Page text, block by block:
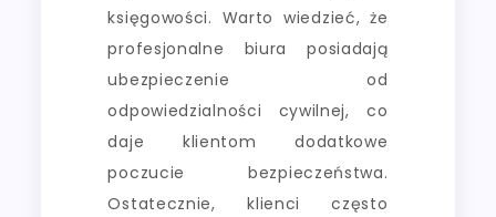
księgowości. Warto wiedzieć, że
profesjonalne biura posiadają
ubezpieczenie od
odpowiedzialności cywilnej, co
daje klientom dodatkowe
poczucie bezpieczeństwa.
Ostatecznie, klienci często